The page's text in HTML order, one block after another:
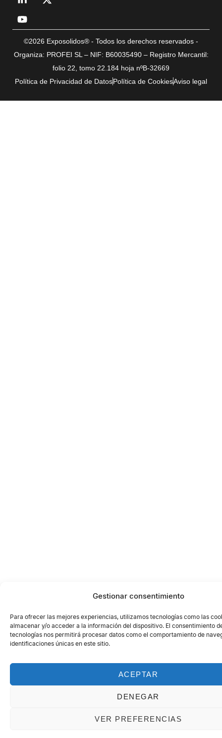
Gestionar consentimiento
Para ofrecer las mejores experiencias, utilizamos tecnologías como las
almacenar y/o acceder a la información del dispositivo. El consentimiento
tecnologías nos permitirá procesar datos como el comportamiento de
identificaciones únicas en este sitio.
ACEPTAR
DENEGAR
VER PREFERENCIAS
©2026 Exposolidos® - Todos los derechos reservados -
Organiza: PROFEI SL – NIF: B60035490 – Registro Mercantil:
folio 22, tomo 22.184 hoja nºB-32669
Política de Privacidad de DatosPolítica de CookiesAviso legal